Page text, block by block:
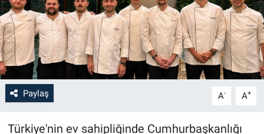
Paylaş A- A+
Türkiye'nin ev sahipliğinde Cumhurbaşkanlığı